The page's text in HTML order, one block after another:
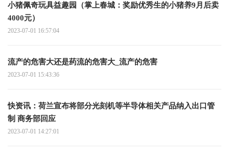
小猪佩奇玩具益趣园（掌上春城：奖励优秀生的小猪养9月后卖
4000元）
2023-07-01 16:57:04
流产的危害大还是药流的危害大_流产的危害
2023-07-01 15:43:36
快资讯：荷兰宣布将部分光刻机等半导体相关产品纳入出口管
制 商务部回应
2023-07-01 14:27:01